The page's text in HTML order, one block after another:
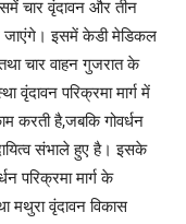
चार वृंदावन और तीन
जाएंगे। इसमें केडी मेडिकल
चार वाहन गुजरात के
वृंदावन परिक्रमा मार्ग में
करती है,जबकि गोवर्धन
संभाले हुए है। इसके
परिक्रमा मार्ग के
मथुरा वृंदावन विकास